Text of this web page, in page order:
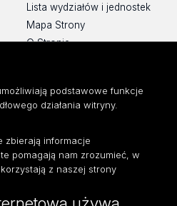
Lista wydziałów i jednostek
Mapa Strony
O Stronie
Łódź
podstawowe funkcje
działania witryny.
zbierają informacje
pomagają nam zrozumieć, w
z naszej strony